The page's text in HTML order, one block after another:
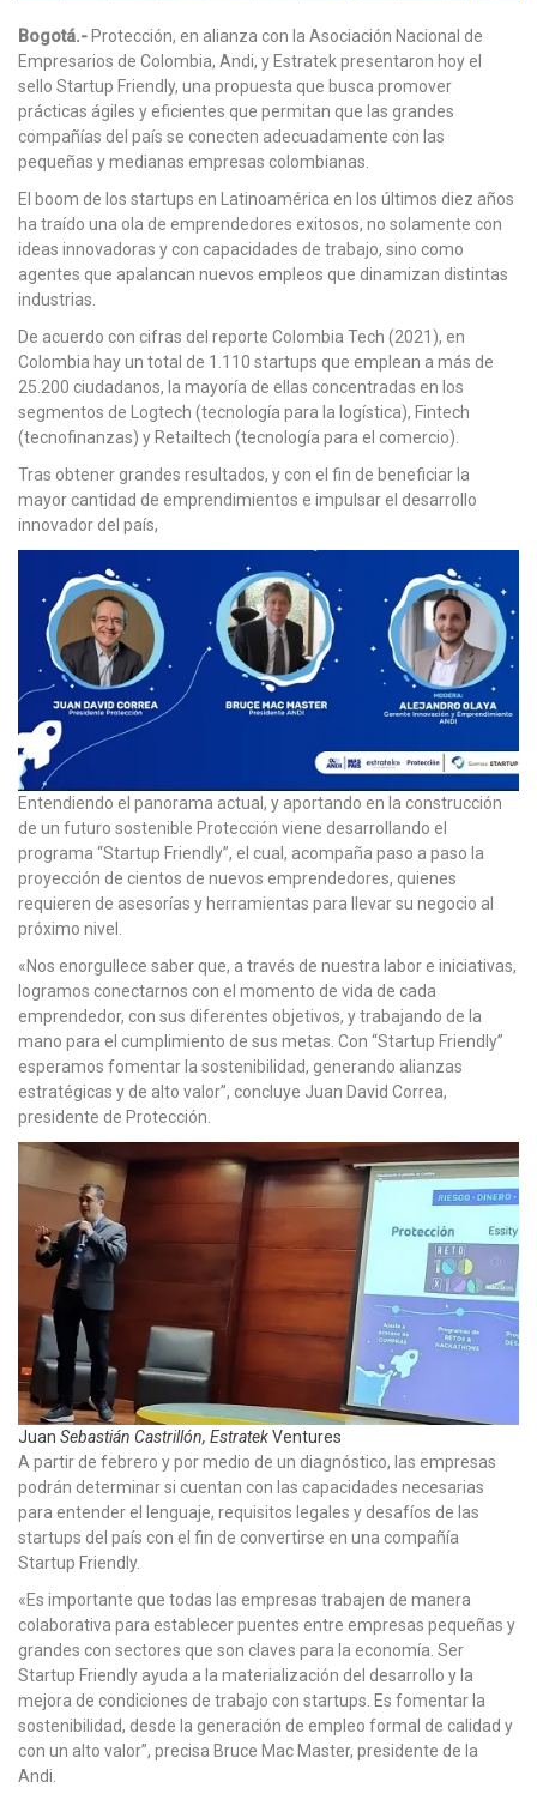
Bogotá.- Protección, en alianza con la Asociación Nacional de
Empresarios de Colombia, Andi, y Estratek presentaron hoy el
sello Startup Friendly, una propuesta que busca promover
prácticas ágiles y eficientes que permitan que las grandes
compañías del país se conecten adecuadamente con las
pequeñas y medianas empresas colombianas.
El boom de los startups en Latinoamérica en los últimos diez años
ha traído una ola de emprendedores exitosos, no solamente con
ideas innovadoras y con capacidades de trabajo, sino como
agentes que apalancan nuevos empleos que dinamizan distintas
industrias.
De acuerdo con cifras del reporte Colombia Tech (2021), en
Colombia hay un total de 1.110 startups que emplean a más de
25.200 ciudadanos, la mayoría de ellas concentradas en los
segmentos de Logtech (tecnología para la logística), Fintech
(tecnofinanzas) y Retailtech (tecnología para el comercio).
Tras obtener grandes resultados, y con el fin de beneficiar la
mayor cantidad de emprendimientos e impulsar el desarrollo
innovador del país,
Entendiendo el panorama actual, y aportando en la construcción
de un futuro sostenible Protección viene desarrollando el
programa “Startup Friendly”, el cual, acompaña paso a paso la
proyección de cientos de nuevos emprendedores, quienes
requieren de asesorías y herramientas para llevar su negocio al
próximo nivel.
«Nos enorgullece saber que, a través de nuestra labor e iniciativas,
logramos conectarnos con el momento de vida de cada
emprendedor, con sus diferentes objetivos, y trabajando de la
mano para el cumplimiento de sus metas. Con “Startup Friendly”
esperamos fomentar la sostenibilidad, generando alianzas
estratégicas y de alto valor”, concluye Juan David Correa,
presidente de Protección.
Juan Sebastián Castrillón, EstratekVentures
A partir de febrero y por medio de un diagnóstico, las empresas
podrán determinar si cuentan con las capacidades necesarias
para entender el lenguaje, requisitos legales y desafíos de las
startups del país con el fin de convertirse en una compañía
Startup Friendly.
«Es importante que todas las empresas trabajen de manera
colaborativa para establecer puentes entre empresas pequeñas y
grandes con sectores que son claves para la economía. Ser
Startup Friendly ayuda a la materialización del desarrollo y la
mejora de condiciones de trabajo con startups. Es fomentar la
sostenibilidad, desde la generación de empleo formal de calidad y
con un alto valor”, precisa Bruce Mac Master, presidente de la
Andi.